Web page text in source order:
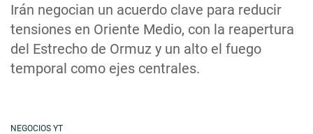
Irán negocian un acuerdo clave para reducir
tensiones en Oriente Medio, con la reapertura
del Estrecho de Ormuz y un alto el fuego
temporal como ejes centrales.
NEGOCIOS YT